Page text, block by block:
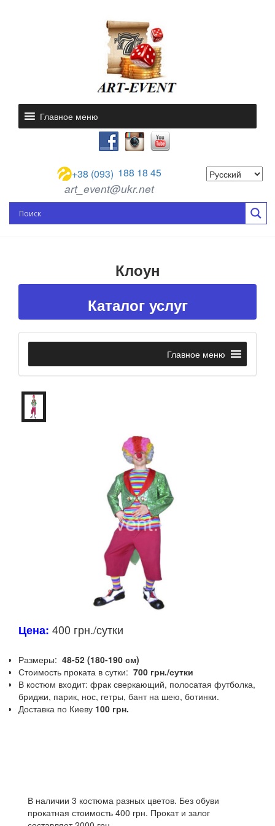
Главное меню
+38 (093) 188 18 45
art_event@ukr.net
Клоун
Каталог услуг
Главное меню
Цена: 400 грн./сутки
Размеры: 48-52 (180-190 см)
Стоимость проката в сутки: 700 грн./сутки
В костюм входит: фрак сверкающий, полосатая футболка,
бриджи, парик, нос, гетры, бант на шею, ботинки.
Доставка по Киеву 100 грн.
В наличии 3 костюма разных цветов. Без обуви
прокатная стоимость 400 грн. Прокат и залог